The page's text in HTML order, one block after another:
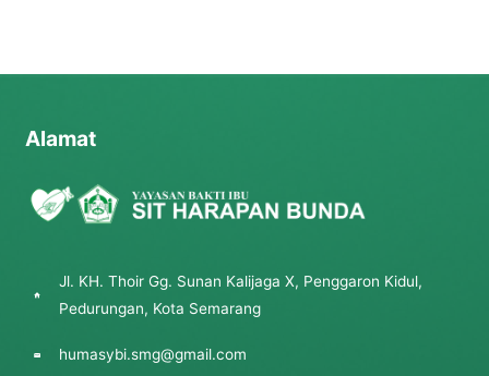
Alamat
Jl. KH. Thoir Gg. Sunan Kalijaga X, Penggaron Kidul,
Pedurungan, Kota Semarang
humasybi.smg@gmail.com